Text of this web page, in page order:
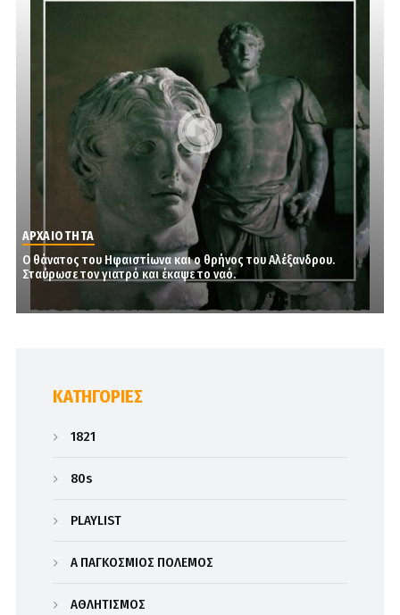
ΑΡΧΑΙΟΤΗΤΑ
Ο θάνατος του Ηφαιστίωνα και ο θρήνος του Αλέξανδρου.
Σταύρωσε τον γιατρό και έκαψε το ναό.
KΑΤΗΓΟΡΊΕΣ
1821
80s
PLAYLIST
Α΄ ΠΑΓΚΟΣΜΙΟΣ ΠΟΛΕΜΟΣ
ΑΘΛΗΤΙΣΜΟΣ